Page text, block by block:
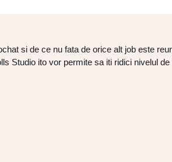
si de ce nu fata de orice alt job este
Studio ito vor permite sa iti ridici nivelul